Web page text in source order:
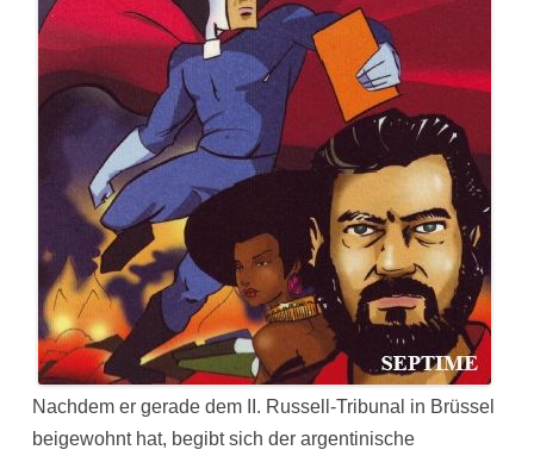
Nachdem er gerade dem II. Russell-Tribunal in Brüssel
beigewohnt hat, begibt sich der argentinische